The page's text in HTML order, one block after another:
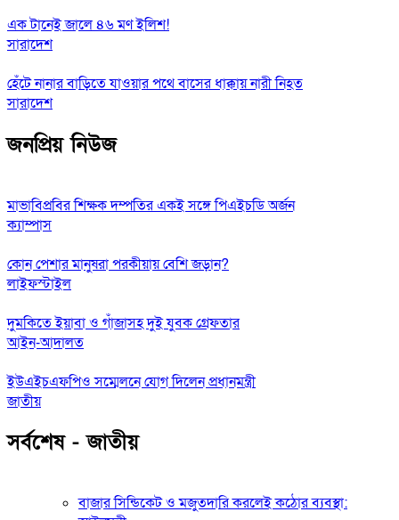
এক টানেই জালে ৪৬ মণ ইলিশ!
সারাদেশ
হেঁটে নানার বাড়িতে যাওয়ার পথে বাসের ধাক্কায় নারী নিহত
সারাদেশ
জনপ্রিয় নিউজ
মাভাবিপ্রবির শিক্ষক দম্পতির একই সঙ্গে পিএইচডি অর্জন
ক্যাম্পাস
কোন পেশার মানুষরা পরকীয়ায় বেশি জড়ান?
লাইফস্টাইল
দুমকিতে ইয়াবা ও গাঁজাসহ দুই যুবক গ্রেফতার
আইন-আদালত
ইউএইচএফপিও সম্মেলনে যোগ দিলেন প্রধানমন্ত্রী
জাতীয়
সর্বশেষ - জাতীয়
বাজার সিন্ডিকেট ও মজুতদারি করলেই কঠোর ব্যবস্থা: